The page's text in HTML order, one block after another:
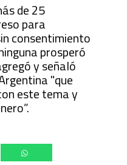
de 25
para
consentimiento
prosperó
y señaló
"que
este tema y